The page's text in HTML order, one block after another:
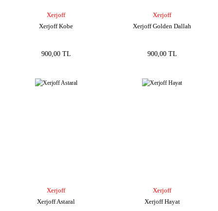
Xerjoff
Xerjoff Kobe
900,00 TL
Xerjoff
Xerjoff Golden Dallah
900,00 TL
Xerjoff
Xerjoff Astaral
Xerjoff
Xerjoff Hayat